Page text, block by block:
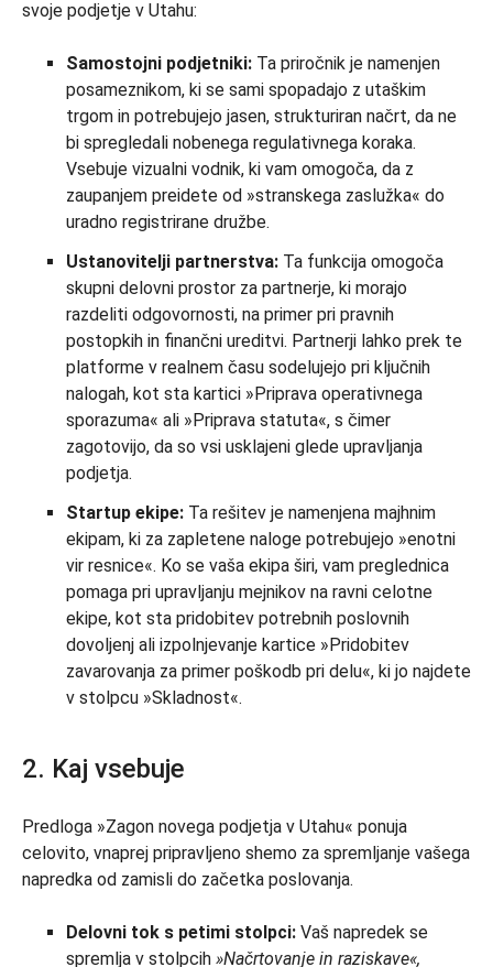
svoje podjetje v Utahu:
Samostojni podjetniki: Ta priročnik je namenjen
posameznikom, ki se sami spopadajo z utaškim
trgom in potrebujejo jasen, strukturiran načrt, da ne
bi spregledali nobenega regulativnega koraka.
Vsebuje vizualni vodnik, ki vam omogoča, da z
zaupanjem preidete od »stranskega zaslužka« do
uradno registrirane družbe.
Ustanovitelji partnerstva: Ta funkcija omogoča
skupni delovni prostor za partnerje, ki morajo
razdeliti odgovornosti, na primer pri pravnih
postopkih in finančni ureditvi. Partnerji lahko prek te
platforme v realnem času sodelujejo pri ključnih
nalogah, kot sta kartici »Priprava operativnega
sporazuma« ali »Priprava statuta«, s čimer
zagotovijo, da so vsi usklajeni glede upravljanja
podjetja.
Startup ekipe: Ta rešitev je namenjena majhnim
ekipam, ki za zapletene naloge potrebujejo »enotni
vir resnice«. Ko se vaša ekipa širi, vam preglednica
pomaga pri upravljanju mejnikov na ravni celotne
ekipe, kot sta pridobitev potrebnih poslovnih
dovoljenj ali izpolnjevanje kartice »Pridobitev
zavarovanja za primer poškodb pri delu«, ki jo najdete
v stolpcu »Skladnost«.
2. Kaj vsebuje
Predloga »Zagon novega podjetja v Utahu« ponuja
celovito, vnaprej pripravljeno shemo za spremljanje vašega
napredka od zamisli do začetka poslovanja.
Delovni tok s petimi stolpci: Vaš napredek se
spremlja v stolpcih »Načrtovanje in raziskave«,